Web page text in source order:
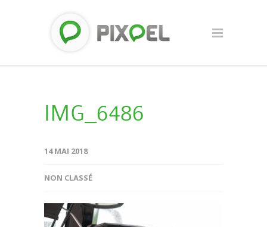
IMG_6486
14 MAI 2018
NON CLASSÉ